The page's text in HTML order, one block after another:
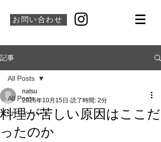
お問い合わせ
記事
All Posts
プライベート
All Posts
料理が苦しい原因はここだ
ったのか
natsu
2025年10月15日 読了時間: 2分